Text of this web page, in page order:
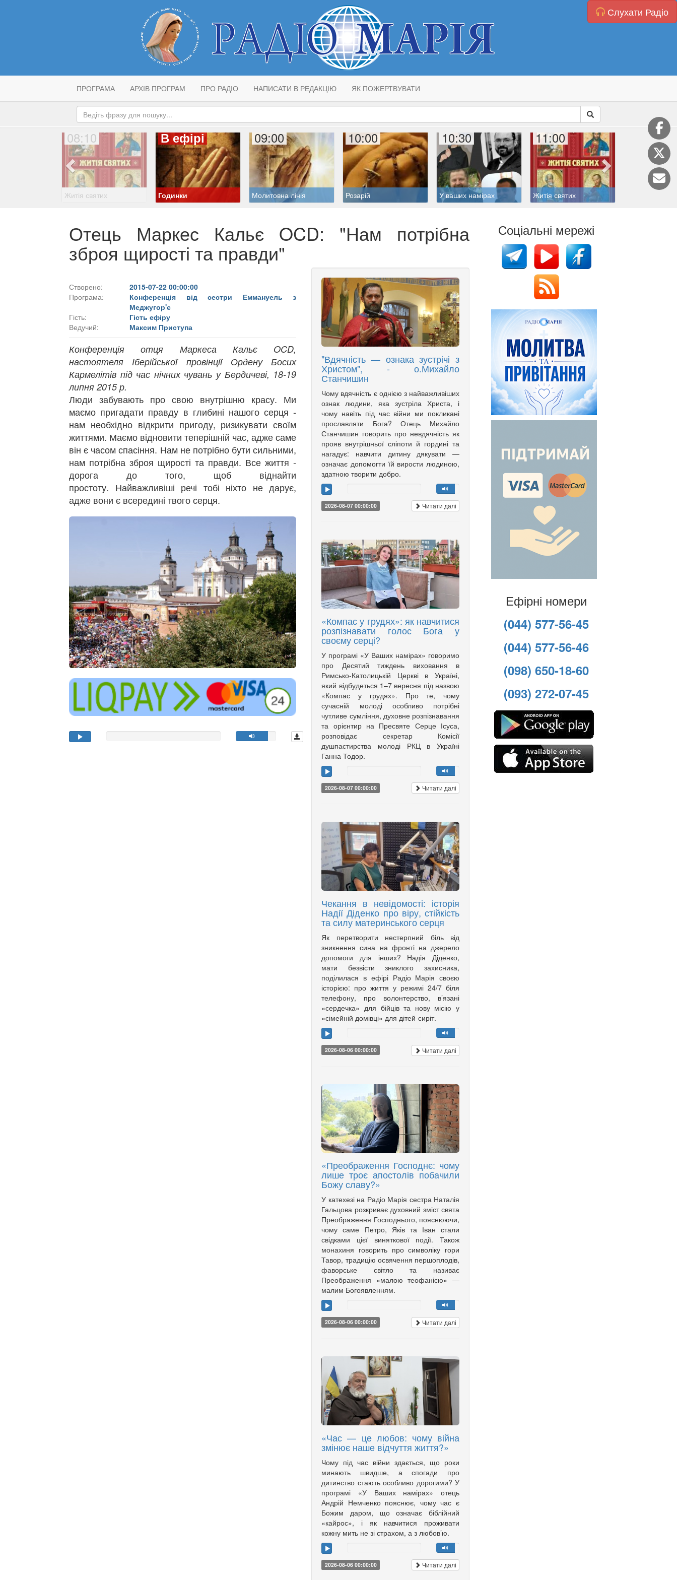
Слухати Радіо
ПРОГРАМА АРХІВ ПРОГРАМ ПРО РАДІО НАПИСАТИ В РЕДАКЦІЮ ЯК ПОЖЕРТВУВАТИ
08:10
Житія святих
В ефірі
Годинки
09:00
Молитовна лінія
10:00
Розарій
10:30
У ваших намірах
11:00
Житія святих
11:20
Отець Маркес Кальє OCD: "Нам потрібна
зброя щирості та правди"
Створено:
2015-07-22 00:00:00
Програма:
Конференція від сестри Еммануель з
Меджугор'є
Гість:
Гість ефіру
Ведучий:
Максим Приступа
Конференція отця Маркеса Кальє OCD,
настоятеля Іберійської провінції Ордену Босих
Кармелітів під час нічних чувань у Бердичеві, 18-19
липня 2015 р.
Люди забувають про свою внутрішню красу. Ми
маємо пригадати правду в глибині нашого серця -
нам необхідно відкрити пригоду, ризикувати своїм
життями. Маємо відновити теперішній час, адже саме
він є часом спасіння. Нам не потрібно бути сильними,
нам потрібна зброя щирості та правди. Все життя -
дорога до того, щоб віднайти
простоту. Найважливіші речі тобі ніхто не дарує,
адже вони є всередині твого серця.
"Вдячність — ознака зустрічі з
Христом", - о.Михайло
Станчишин
Чому вдячність є однією з найважливіших
ознак людини, яка зустріла Христа, і
чому навіть під час війни ми покликані
прославляти Бога? Отець Михайло
Станчишин говорить про невдячність як
прояв внутрішньої сліпоти й гордині та
нагадує: навчити дитину дякувати —
означає допомогти їй вирости людиною,
здатною творити добро.
2026-08-07 00:00:00 Читати далі
«Компас у грудях»: як навчитися
розпізнавати голос Бога у
своєму серці?
У програмі «У Ваших намірах» говоримо
про Десятий тиждень виховання в
Римсько-Католицькій Церкві в Україні,
який відбудеться 1–7 вересня під назвою
«Компас у грудях». Про те, чому
сучасній молоді особливо потрібні
чутливе сумління, духовне розпізнавання
та орієнтир на Пресвяте Серце Ісуса,
розповідає секретар Комісії
душпастирства молоді РКЦ в Україні
Ганна Тодор.
2026-08-07 00:00:00 Читати далі
Чекання в невідомості: історія
Надії Діденко про віру, стійкість
та силу материнського серця
Як перетворити нестерпний біль від
зникнення сина на фронті на джерело
допомоги для інших? Надія Діденко,
мати безвісти зниклого захисника,
поділилася в ефірі Радіо Марія своєю
історією: про життя у режимі 24/7 біля
телефону, про волонтерство, в’язані
«сердечка» для бійців та нову місію у
«сімейній домівці» для дітей-сиріт.
2026-08-06 00:00:00 Читати далі
«Преображення Господнє: чому
лише троє апостолів побачили
Божу славу?»
У катехезі на Радіо Марія сестра Наталія
Гальцова розкриває духовний зміст свята
Преображення Господнього, пояснюючи,
чому саме Петро, Яків та Іван стали
свідками цієї виняткової події. Також
монахиня говорить про символіку гори
Тавор, традицію освячення першоплодів,
фаворське світло та називає
Преображення «малою теофанією» —
малим Богоявленням.
2026-08-06 00:00:00 Читати далі
«Час — це любов: чому війна
змінює наше відчуття життя?»
Чому під час війни здається, що роки
минають швидше, а спогади про
дитинство стають особливо дорогими? У
програмі «У Ваших намірах» отець
Андрій Немченко пояснює, чому час є
Божим даром, що означає біблійний
«кайрос», і як навчитися проживати
кожну мить не зі страхом, а з любов’ю.
2026-08-06 00:00:00 Читати далі
Соціальні мережі
Ефірні номери
(044) 577-56-45
(044) 577-56-46
(098) 650-18-60
(093) 272-07-45